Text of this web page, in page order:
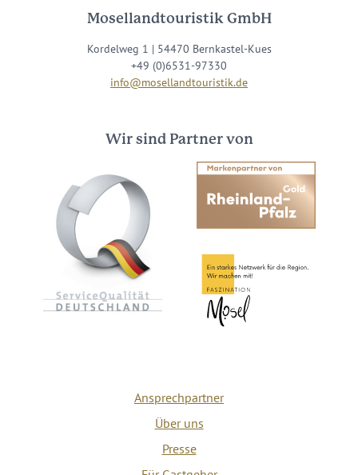
Mosellandtouristik GmbH
Kordelweg 1 | 54470 Bernkastel-Kues
+49 (0)6531-97330
info@mosellandtouristik.de
Wir sind Partner von
Ansprechpartner
Über uns
Presse